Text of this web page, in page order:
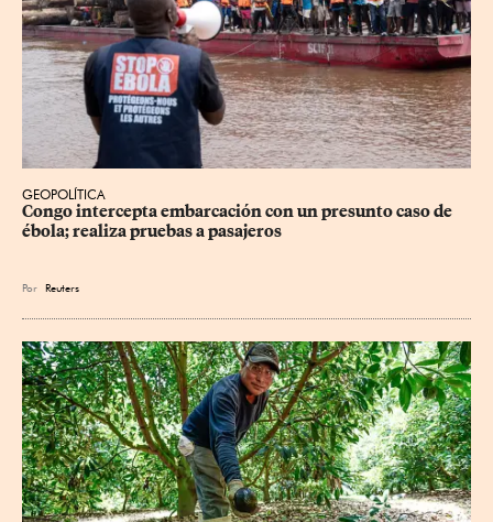
GEOPOLÍTICA
Congo intercepta embarcación con un presunto caso de
ébola; realiza pruebas a pasajeros
Por Reuters